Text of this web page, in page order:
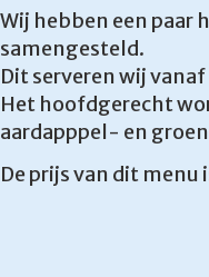
Wij hebben een paar
samengesteld.
Dit serveren wij
Het hoofdgerecht
aardapppel- en
De prijs van dit menu